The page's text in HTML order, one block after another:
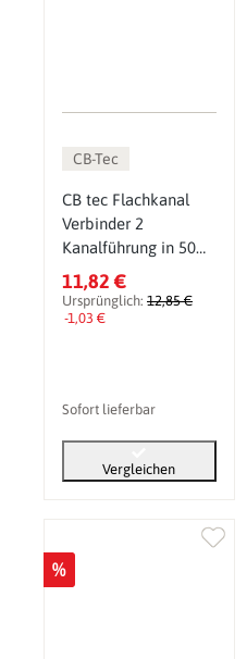
CB-Tec
CB tec Flachkanal
Verbinder 2
Kanalführung in 50
oder 80 mm
11,82 €
Ursprünglich: 12,85 €
-1,03 €
Sofort lieferbar
Vergleichen
%